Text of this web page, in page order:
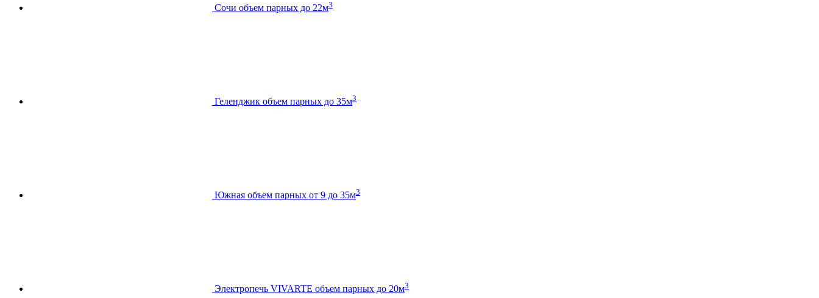
Сочи объем парных до 22м3
Геленджик объем парных до 35м3
Южная объем парных от 9 до 35м3
Электропечь VIVARTE объем парных до 20м3